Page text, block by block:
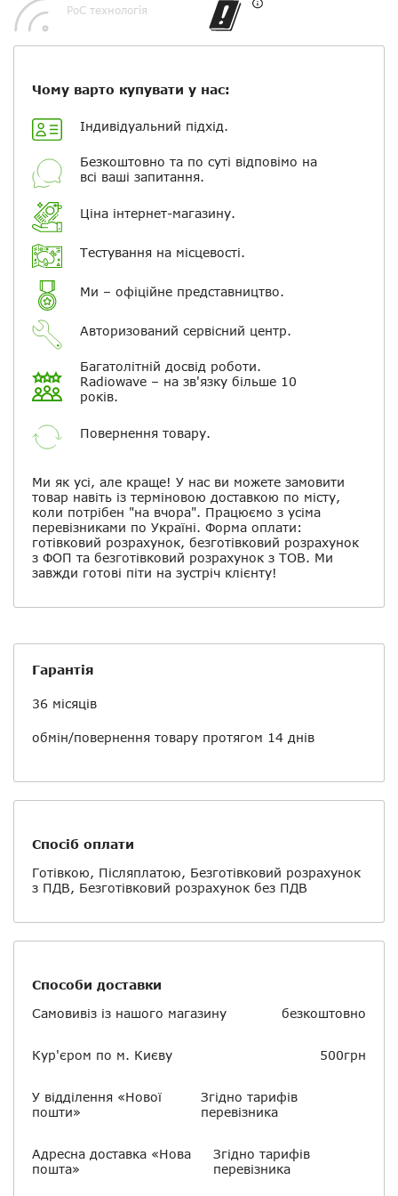
PoC технологія
Чому варто купувати у нас:
Індивідуальний підхід.
Безкоштовно та по суті відповімо на
всі ваші запитання.
Ціна інтернет-магазину.
Тестування на місцевості.
Ми – офіційне представництво.
Авторизований сервісний центр.
Багатолітній досвід роботи.
Radiowave – на зв'язку більше 10
років.
Повернення товару.
Ми як усі, але краще! У нас ви можете замовити
товар навіть із терміновою доставкою по місту,
коли потрібен "на вчора". Працюємо з усіма
перевізниками по Україні. Форма оплати:
готівковий розрахунок, безготівковий розрахунок
з ФОП та безготівковий розрахунок з ТОВ. Ми
завжди готові піти на зустріч клієнту!
Гарантія
36 місяців
обмін/повернення товару протягом 14 днів
Спосіб оплати
Готівкою, Післяплатою, Безготівковий розрахунок
з ПДВ, Безготівковий розрахунок без ПДВ
Способи доставки
Самовивіз із нашого магазину
безкоштовно
Кур'єром по м. Києву 500грн
У відділення «Нової
пошти»
Згідно тарифів
перевізника
Адресна доставка «Нова
пошта»
Згідно тарифів
перевізника
Ваше ім'я
Повідомляти про відповіді по
електронній пошті
Скасувати